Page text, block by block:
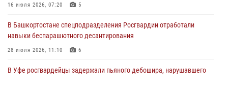
16 июля 2026, 07:20 5
В Башкортостане спецподразделения Росгвардии отработали
навыки беспарашютного десантирования
28 июля 2026, 11:10 6
В Уфе росгвардейцы задержали пьяного дебошира, нарушавшего